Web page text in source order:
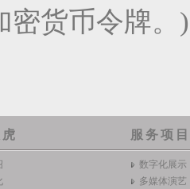
密货币令牌。)
服务项目
数字化展示
多媒体演艺